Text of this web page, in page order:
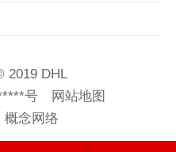
2019 DHL
号
网站地图
概念网络